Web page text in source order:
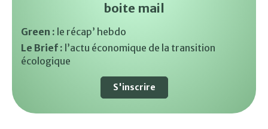
boite mail
Green : le récap’ hebdo
Le Brief : l’actu économique de la transition
écologique
S'inscrire